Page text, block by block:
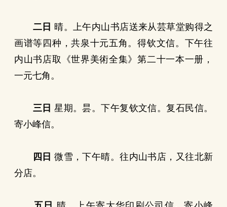
二日 晴。上午内山书店送来从芸草堂购得之
画谱等四种，共泉十元五角。得钦文信。下午往
内山书店取《世界美術全集》第二十一本一册，
一元七角。
三日 星期。昙。下午复钦文信。复石民信。
寄小峰信。
四日 微雪，下午晴。往内山书店，又往北新
分店。